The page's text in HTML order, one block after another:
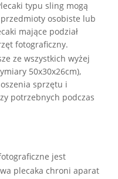
typu sling mogą
osobiste lub
mające podział
fotograficzny.
ze wszystkich wyżej
50x30x26cm),
sprzętu i
potrzebnych podczas
jest
plecaka chroni aparat